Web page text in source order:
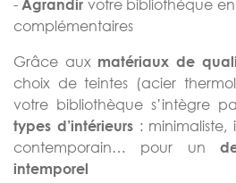
- Agrandir votre bibliothèque
complémentaires
Grâce aux matériaux de
choix de teintes (acier
votre bibliothèque s’intègre
types d’intérieurs: minimaliste,
contemporain… pour un
intemporel